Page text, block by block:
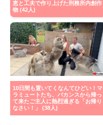
恵と工夫で作り上げた刑務所内創作
物 (42人)
10日間も置いてくなんてひどい！マ
ラミュートたち、バカンスから帰っ
て来たご主人に熱烈過ぎる「お帰り
なさい！」 (38人)